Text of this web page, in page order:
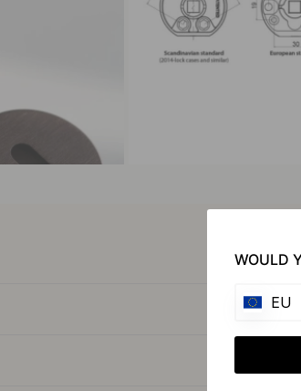
WOULD
EU